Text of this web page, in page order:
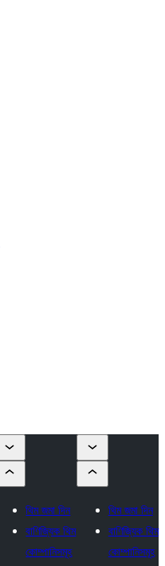
থিম জমা দিন
বাণিজ্যিক থিম
কোম্পানিসমূহ
থিম জমা দিন
বাণিজ্যিক থিম
কোম্পানিসমূহ